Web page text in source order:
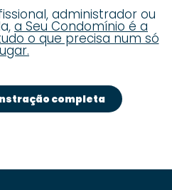
administrador ou
a Seu Condomínio é a
o que precisa num só
completa